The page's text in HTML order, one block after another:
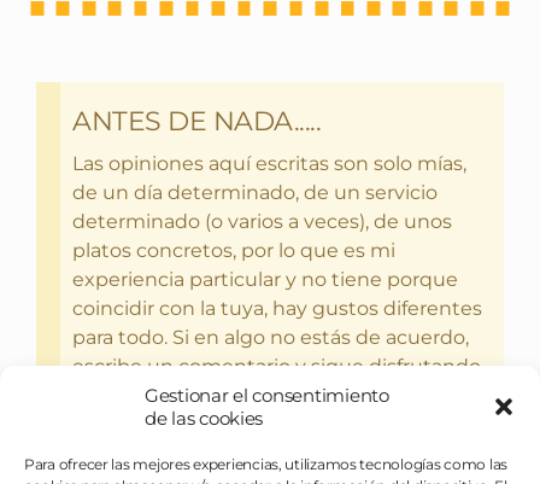
Gestionar el consentimiento
de las cookies
Para ofrecer las mejores experiencias, utilizamos tecnologías como las
ANTES DE NADA.....
Las opiniones aquí escritas son solo mías,
de un día determinado, de un servicio
determinado (o varios a veces), de unos
platos concretos, por lo que es mi
experiencia particular y no tiene porque
coincidir con la tuya, hay gustos diferentes
para todo. Si en algo no estás de acuerdo,
escribe un comentario y sigue disfrutando
del bebercio y el glotoneo.